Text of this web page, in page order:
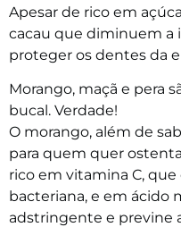
Apesar de rico em
cacau que diminuem a
proteger os dentes da
Morango, maçã e pera
bucal. Verdade!
O morango, além de
para quem quer
rico em vitamina C,
bacteriana, e em ácido
adstringente e previne